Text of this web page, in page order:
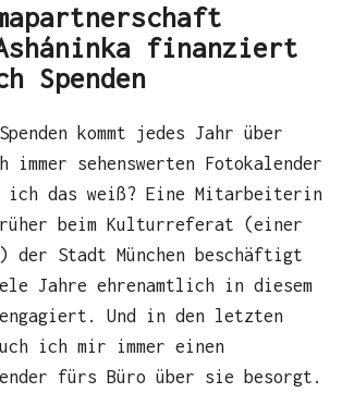
Asháninka finanziert
Spenden
kommt jedes Jahr über
sehenswerten Fotokalender
ich das weiß? Eine Mitarbeiterin
beim Kulturreferat (einer
der Stadt München beschäftigt
Jahre ehrenamtlich in diesem
Und in den letzten
ich mir immer einen
fürs Büro über sie besorgt.